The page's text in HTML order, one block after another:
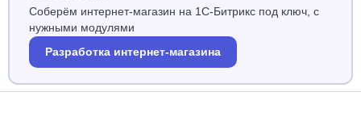
Соберём интернет-магазин на 1С-Битрикс под ключ, с
нужными модулями
Разработка интернет-магазина